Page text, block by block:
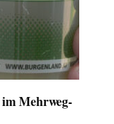
Mehrweg-